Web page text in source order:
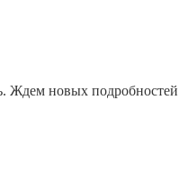
новых подробностей